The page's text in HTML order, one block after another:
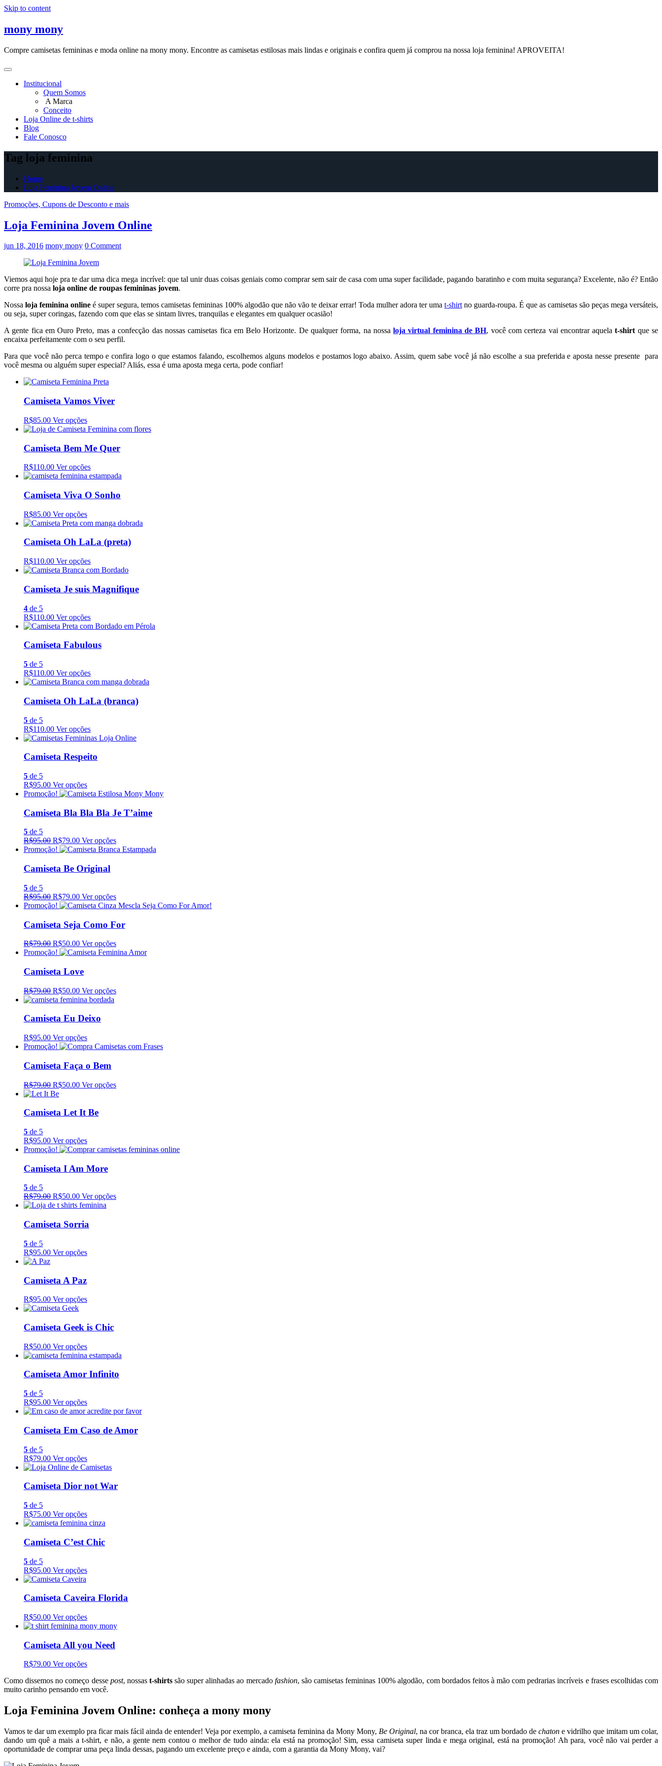
Skip to content
mony mony
Compre camisetas femininas e moda online na mony mony. Encontre as camisetas estilosas mais lindas e originais e confira quem já comprou na nossa loja feminina! APROVEITA!
Institucional
Quem Somos
A Marca
Conceito
Loja Online de t-shirts
Blog
Fale Conosco
Tag loja feminina
Home
Loja Feminina Jovem Online
Promoções, Cupons de Desconto e mais
Loja Feminina Jovem Online
jun 18, 2016 mony mony 0 Comment
Viemos aqui hoje pra te dar uma dica mega incrível: que tal unir duas coisas geniais como comprar sem sair de casa com uma super facilidade, pagando baratinho e com muita segurança? Excelente, não é? Então
corre pra nossa loja online de roupas femininas jovem.
Nossa loja feminina online é super segura, temos camisetas femininas 100% algodão que não vão te deixar errar! Toda mulher adora ter uma t-shirtno guarda-roupa. É que as camisetas são peças mega versáteis,
ou seja, super coringas, fazendo com que elas se sintam livres, tranquilas e elegantes em qualquer ocasião!
A gente fica em Ouro Preto, mas a confecção das nossas camisetas fica em Belo Horizonte. De qualquer forma, na nossaloja virtual feminina de BH, você com certeza vai encontrar aquelat-shirtque se
encaixa perfeitamente com o seu perfil.
Para que você não perca tempo e confira logo o que estamos falando, escolhemos alguns modelos e postamos logo abaixo. Assim, quem sabe você já não escolhe a sua preferida e aposta nesse presente para
você mesma ou alguém super especial? Aliás, essa é uma aposta mega certa, pode confiar!
Camiseta Vamos Viver
R$85.00 Ver opções
Camiseta Bem Me Quer
R$110.00 Ver opções
Camiseta Viva O Sonho
R$85.00 Ver opções
Camiseta Oh LaLa (preta)
R$110.00 Ver opções
Camiseta Je suis Magnifique
4 de 5
R$110.00 Ver opções
Camiseta Fabulous
5 de 5
R$110.00 Ver opções
Camiseta Oh LaLa (branca)
5 de 5
R$110.00 Ver opções
Camiseta Respeito
5 de 5
R$95.00 Ver opções
Promoção!
Camiseta Bla Bla Bla Je T’aime
5 de 5
R$95.00 R$79.00 Ver opções
Promoção!
Camiseta Be Original
5 de 5
R$95.00 R$79.00 Ver opções
Promoção!
Camiseta Seja Como For
R$79.00 R$50.00 Ver opções
Promoção!
Camiseta Love
R$79.00 R$50.00 Ver opções
Camiseta Eu Deixo
R$95.00 Ver opções
Promoção!
Camiseta Faça o Bem
R$79.00 R$50.00 Ver opções
Camiseta Let It Be
5 de 5
R$95.00 Ver opções
Promoção!
Camiseta I Am More
5 de 5
R$79.00 R$50.00 Ver opções
Camiseta Sorria
5 de 5
R$95.00 Ver opções
Camiseta A Paz
R$95.00 Ver opções
Camiseta Geek is Chic
R$50.00 Ver opções
Camiseta Amor Infinito
5 de 5
R$95.00 Ver opções
Camiseta Em Caso de Amor
5 de 5
R$79.00 Ver opções
Camiseta Dior not War
5 de 5
R$75.00 Ver opções
Camiseta C’est Chic
5 de 5
R$95.00 Ver opções
Camiseta Caveira Florida
R$50.00 Ver opções
Camiseta All you Need
R$79.00 Ver opções
Como dissemos no começo desse post, nossas t-shirtssão super alinhadas ao mercado fashion, são camisetas femininas 100% algodão, com bordados feitos à mão com pedrarias incríveis e frases escolhidas com
muito carinho pensando em você.
Loja Feminina Jovem Online: conheça a mony mony
Vamos te dar um exemplo pra ficar mais fácil ainda de entender! Veja por exemplo, a camiseta feminina da Mony Mony, Be Original, na cor branca, ela traz um bordado de chaton e vidrilho que imitam um colar,
dando um quê a mais a t-shirt, e não, a gente nem contou o melhor de tudo ainda: ela está na promoção! Sim, essa camiseta super linda e mega original, está na promoção! Ah para, você não vai perder a
oportunidade de comprar uma peça linda dessas, pagando um excelente preço e ainda, com a garantia da Mony Mony, vai?